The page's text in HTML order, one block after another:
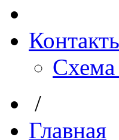
Схема
/
Главная